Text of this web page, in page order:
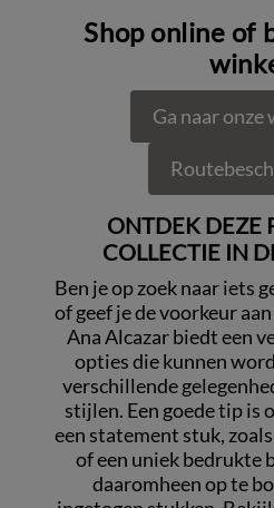
Shop online of
Ga naar onze
ONTDEK DEZE
COLLECTIE IN
Ben je op zoek naar iets
of geef je de voorkeur
Ana Alcazar biedt een
opties die kunnen
verschillende
stijlen. Een goede tip is
een statement stuk,
of een uniek bedrukte
daaromheen op te